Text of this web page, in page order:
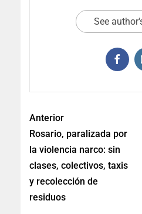
See
Anterior
Rosario, paralizada por
la violencia narco: sin
clases, colectivos, taxis
y recolección de
residuos